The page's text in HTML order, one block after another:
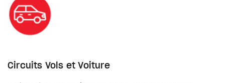
Circuits Vols et Voiture